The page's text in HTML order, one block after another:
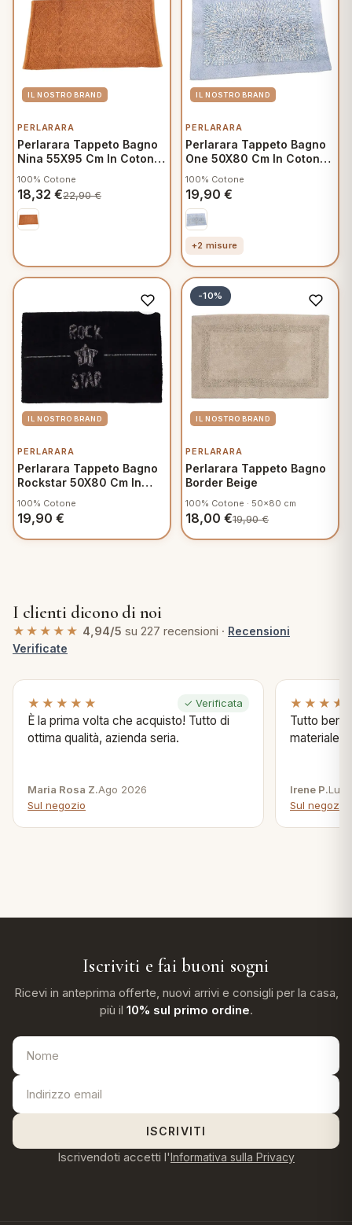
PERLARARA
Perlarara Tappeto Bagno
Nina 55X95 Cm In Cotone
100% Cotone
18,32 €22,90€
PERLARARA
Perlarara Tappeto Bagno
One 50X80 Cm In Cotone
100% Cotone
19,90 €
+2 misure
PERLARARA
Perlarara Tappeto Bagno
Rockstar 50X80 Cm In
100% Cotone
19,90 €
-10%
PERLARARA
Perlarara Tappeto Bagno
Border Beige
100% Cotone · 50x80 cm
18,00 €19,90€
I clienti dicono di noi
★★★★★ 4,94/5 su 227 recensioni · Recensioni
Verificate
★★★★★ ✓ Verificata
È la prima volta che acquisto! Tutto di
ottima qualità, azienda seria.
Maria Rosa Z.Ago 2026
Sul negozio
Tutto bene
materiale .
Irene P.Lug
Sul negozio
Iscriviti e fai buoni sogni
Ricevi in anteprima offerte, nuovi arrivi e consigli per la casa,
più il 10% sul primo ordine.
ISCRIVITI
Iscrivendoti accetti l'Informativa sulla Privacy